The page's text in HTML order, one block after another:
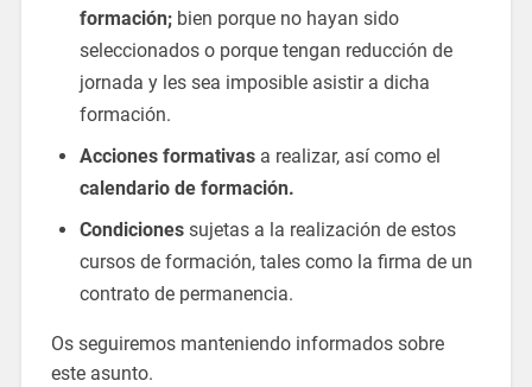
formación;bien porque no hayan sido
seleccionados o porque tengan reducción de
jornada y les sea imposible asistir a dicha
formación.
Acciones formativasa realizar, así como el
calendario de formación.
Condicionessujetas a la realización de estos
cursos de formación, tales como la firma de un
contrato de permanencia.
Os seguiremos manteniendo informados sobre
este asunto.